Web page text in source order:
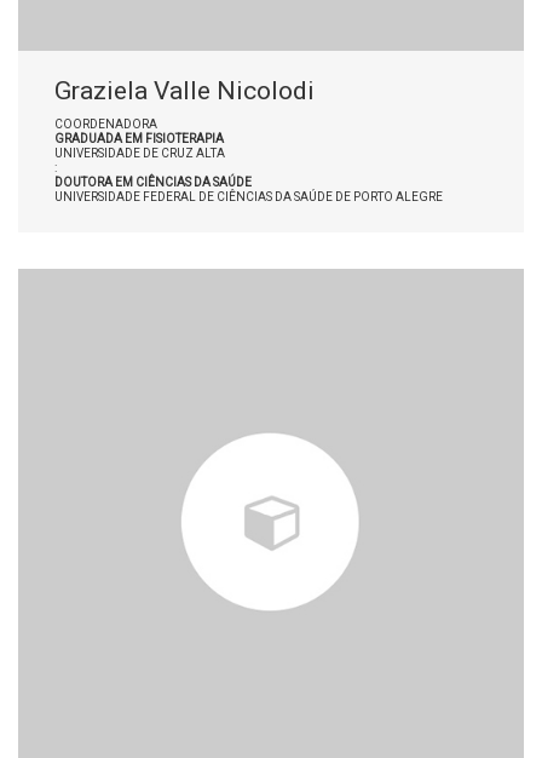
Graziela Valle Nicolodi
COORDENADORA
GRADUADA EM FISIOTERAPIA
UNIVERSIDADE DE CRUZ ALTA
:
DOUTORA EM CIÊNCIAS DA SAÚDE
UNIVERSIDADE FEDERAL DE CIÊNCIAS DA SAÚDE DE PORTO ALEGRE